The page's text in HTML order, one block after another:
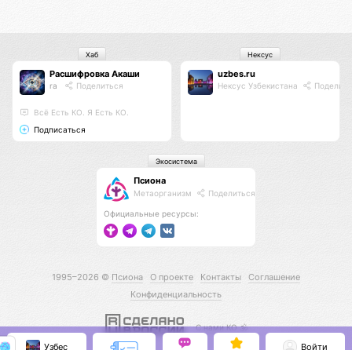
Расшифровка Акаши
ra Поделиться
Всё Есть КО. Я Есть КО.
Подписаться
Хаб
uzbes.ru
Нексус Узбекистана
Нексус
Псиона
Метаорганизм Поделиться
Официальные ресурсы:
Экосистема
1995–2026 © Псиона О проекте Контакты
Соглашение
Конфиденциальность
С нами КО 🕉️
Узбес Войти